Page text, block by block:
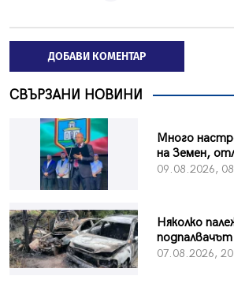
ДОБАВИ КОМЕНТАР
СВЪРЗАНИ НОВИНИ
Много
на Земен,
09.08.2026,
Няколко
подпалвачът
07.08.2026,